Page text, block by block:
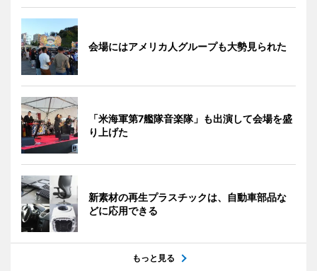
会場にはアメリカ人グループも大勢見られた
「米海軍第7艦隊音楽隊」も出演して会場を盛
り上げた
新素材の再生プラスチックは、自動車部品な
どに応用できる
もっと見る